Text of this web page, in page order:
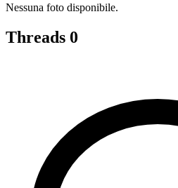
Nessuna foto disponibile.
Threads 0